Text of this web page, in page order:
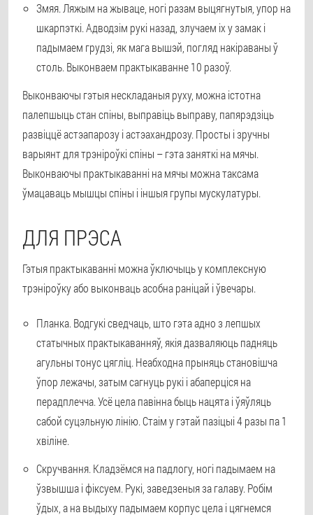
Змяя. Ляжым на жываце, ногі разам выцягнутыя, упор на
шкарпэткі. Адводзім рукі назад, злучаем іх у замак і
падымаем грудзі, як мага вышэй, погляд накіраваны ў
столь. Выконваем практыкаванне 10 разоў.
Выконваючы гэтыя нескладаныя руху, можна істотна
палепшыць стан спіны, выправіць выправу, папярэдзіць
развіццё астэапарозу і астэахандрозу. Просты і зручны
варыянт для трэніроўкі спіны – гэта заняткі на мячы.
Выконваючы практыкаванні на мячы можна таксама
ўмацаваць мышцы спіны і іншыя групы мускулатуры.
ДЛЯ ПРЭСА
Гэтыя практыкаванні можна ўключыць у комплексную
трэніроўку або выконваць асобна раніцай і ўвечары.
Планка. Водгукі сведчаць, што гэта адно з лепшых
статычных практыкаванняў, якія дазваляюць падняць
агульны тонус цягліц. Неабходна прыняць становішча
ўпор лежачы, затым сагнуць рукі і абаперціся на
перадплечча. Усё цела павінна быць нацята і ўяўляць
сабой суцэльную лінію. Стаім у гэтай пазіцыі 4 разы па 1
хвіліне.
Скручвання. Кладзёмся на падлогу, ногі падымаем на
ўзвышша і фіксуем. Рукі, заведзеныя за галаву. Робім
ўдых, а на выдыху падымаем корпус цела і цягнемся